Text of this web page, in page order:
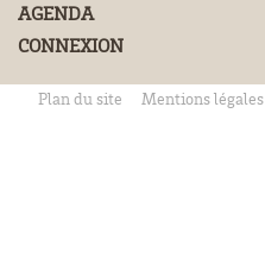
AGENDA
CONNEXION
Plan du site Mentions légales